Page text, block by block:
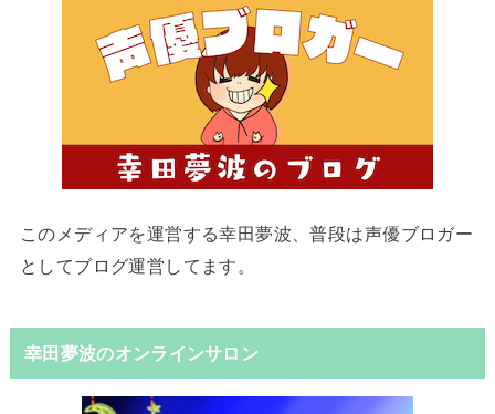
このメディアを運営する幸田夢波、普段は声優ブロガー
としてブログ運営してます。
幸田夢波のオンラインサロン